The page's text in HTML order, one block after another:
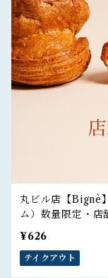
丸ビル店【Bignè
ム）数量限定・店
¥626
テイクアウト